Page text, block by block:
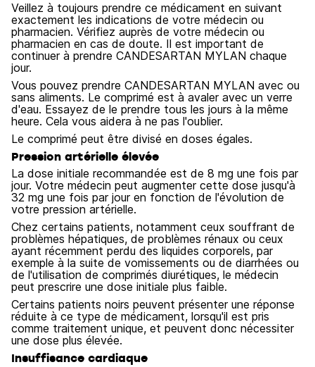
Veillez à toujours prendre ce médicament en suivant
exactement les indications de votre médecin ou
pharmacien. Vérifiez auprès de votre médecin ou
pharmacien en cas de doute. Il est important de
continuer à prendre CANDESARTAN MYLAN chaque
jour.
Vous pouvez prendre CANDESARTAN MYLAN avec ou
sans aliments. Le comprimé est à avaler avec un verre
d'eau. Essayez de le prendre tous les jours à la même
heure. Cela vous aidera à ne pas l'oublier.
Le comprimé peut être divisé en doses égales.
Pression artérielle élevée
La dose initiale recommandée est de 8 mg une fois par
jour. Votre médecin peut augmenter cette dose jusqu'à
32 mg une fois par jour en fonction de l'évolution de
votre pression artérielle.
Chez certains patients, notamment ceux souffrant de
problèmes hépatiques, de problèmes rénaux ou ceux
ayant récemment perdu des liquides corporels, par
exemple à la suite de vomissements ou de diarrhées ou
de l'utilisation de comprimés diurétiques, le médecin
peut prescrire une dose initiale plus faible.
Certains patients noirs peuvent présenter une réponse
réduite à ce type de médicament, lorsqu'il est pris
comme traitement unique, et peuvent donc nécessiter
une dose plus élevée.
Insuffisance cardiaque